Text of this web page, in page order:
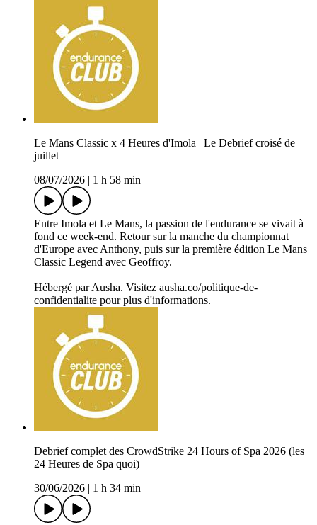
Le Mans Classic x 4 Heures d'Imola | Le Debrief croisé de
juillet
08/07/2026
1 h 58 min
Entre Imola et Le Mans, la passion de l'endurance se vivait à
fond ce week-end. Retour sur la manche du championnat
d'Europe avec Anthony, puis sur la première édition Le Mans
Classic Legend avec Geoffroy.
Hébergé par Ausha. Visitez ausha.co/politique-de-
confidentialite pour plus d'informations.
Debrief complet des CrowdStrike 24 Hours of Spa 2026 (les
24 Heures de Spa quoi)
30/06/2026
1 h 34 min